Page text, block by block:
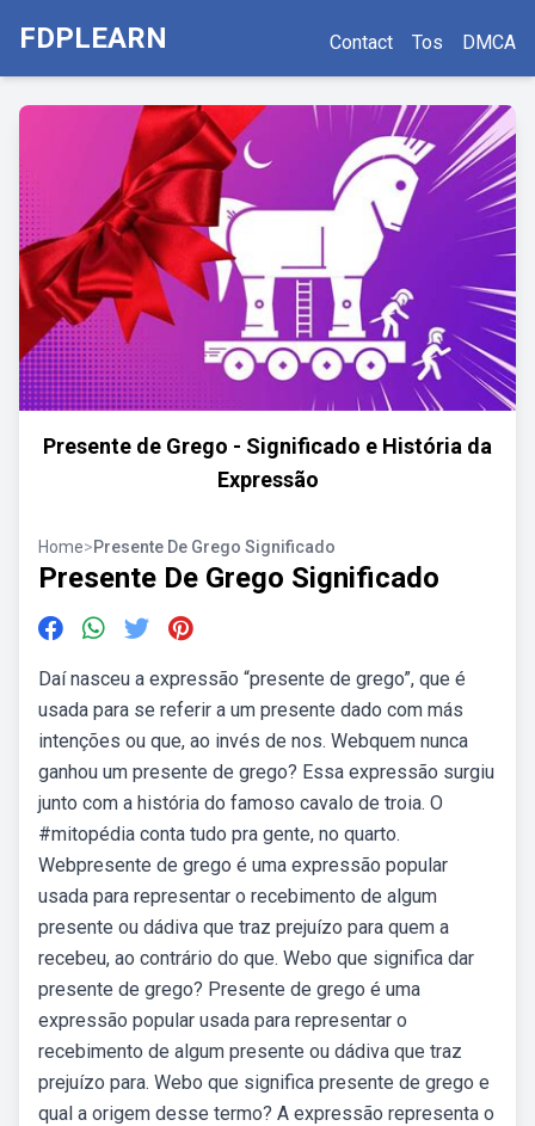
FDPLEARN Contact Tos DMCA
Presente de Grego - Significado e História da
Expressão
Home>Presente De Grego Significado
Presente De Grego Significado
Daí nasceu a expressão “presente de grego”, que é
usada para se referir a um presente dado com más
intenções ou que, ao invés de nos. Webquem nunca
ganhou um presente de grego? Essa expressão surgiu
junto com a história do famoso cavalo de troia. O
#mitopédia conta tudo pra gente, no quarto.
Webpresente de grego é uma expressão popular
usada para representar o recebimento de algum
presente ou dádiva que traz prejuízo para quem a
recebeu, ao contrário do que. Webo que significa dar
presente de grego? Presente de grego é uma
expressão popular usada para representar o
recebimento de algum presente ou dádiva que traz
prejuízo para. Webo que significa presente de grego e
qual a origem desse termo? A expressão representa o